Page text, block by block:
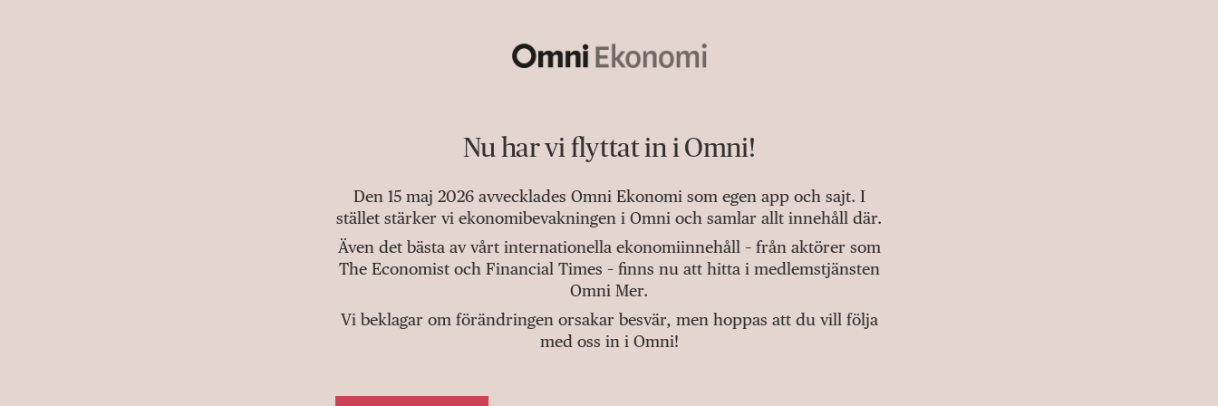
Nu har vi flyttat in i Omni!
Den 15 maj 2026 avvecklades Omni Ekonomi som egen app och sajt. I
stället stärker vi ekonomibevakningen i Omni och samlar allt innehåll där.
Även det bästa av vårt internationella ekonomiinnehåll – från aktörer som
The Economist och Financial Times – finns nu att hitta i medlemstjänsten
Omni Mer.
Vi beklagar om förändringen orsakar besvär, men hoppas att du vill följa
med oss in i Omni!